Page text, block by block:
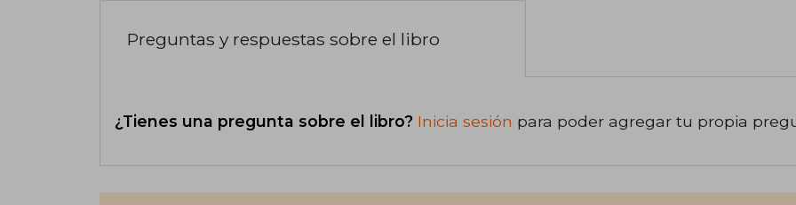
Preguntas y respuestas sobre el libro
¿Tienes una pregunta sobre el libro? Inicia sesión para poder agregar tu propia